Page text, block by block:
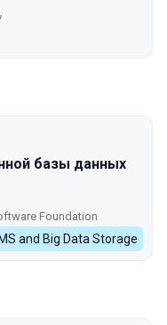
базы данных
Foundation
and Big Data Storage